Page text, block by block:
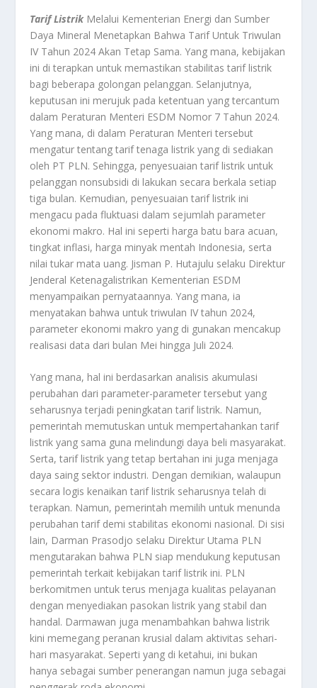
Tarif ListrikMelalui Kementerian Energi dan Sumber
Daya Mineral Menetapkan Bahwa Tarif Untuk Triwulan
IV Tahun 2024 Akan Tetap Sama. Yang mana, kebijakan
ini di terapkan untuk memastikan stabilitas tarif listrik
bagi beberapa golongan pelanggan. Selanjutnya,
keputusan ini merujuk pada ketentuan yang tercantum
dalam Peraturan Menteri ESDM Nomor 7 Tahun 2024.
Yang mana, di dalam Peraturan Menteri tersebut
mengatur tentang tarif tenaga listrik yang di sediakan
oleh PT PLN. Sehingga, penyesuaian tarif listrik untuk
pelanggan nonsubsidi di lakukan secara berkala setiap
tiga bulan. Kemudian, penyesuaian tarif listrik ini
mengacu pada fluktuasi dalam sejumlah parameter
ekonomi makro. Hal ini seperti harga batu bara acuan,
tingkat inflasi, harga minyak mentah Indonesia, serta
nilai tukar mata uang. Jisman P. Hutajulu selaku Direktur
Jenderal Ketenagalistrikan Kementerian ESDM
menyampaikan pernyataannya. Yang mana, ia
menyatakan bahwa untuk triwulan IV tahun 2024,
parameter ekonomi makro yang di gunakan mencakup
realisasi data dari bulan Mei hingga Juli 2024.
Yang mana, hal ini berdasarkan analisis akumulasi
perubahan dari parameter-parameter tersebut yang
seharusnya terjadi peningkatan tarif listrik. Namun,
pemerintah memutuskan untuk mempertahankan tarif
listrik yang sama guna melindungi daya beli masyarakat.
Serta, tarif listrik yang tetap bertahan ini juga menjaga
daya saing sektor industri. Dengan demikian, walaupun
secara logis kenaikan tarif listrik seharusnya telah di
terapkan. Namun, pemerintah memilih untuk menunda
perubahan tarif demi stabilitas ekonomi nasional. Di sisi
lain, Darman Prasodjo selaku Direktur Utama PLN
mengutarakan bahwa PLN siap mendukung keputusan
pemerintah terkait kebijakan tarif listrik ini. PLN
berkomitmen untuk terus menjaga kualitas pelayanan
dengan menyediakan pasokan listrik yang stabil dan
handal. Darmawan juga menambahkan bahwa listrik
kini memegang peranan krusial dalam aktivitas sehari-
hari masyarakat. Seperti yang di ketahui, ini bukan
hanya sebagai sumber penerangan namun juga sebagai